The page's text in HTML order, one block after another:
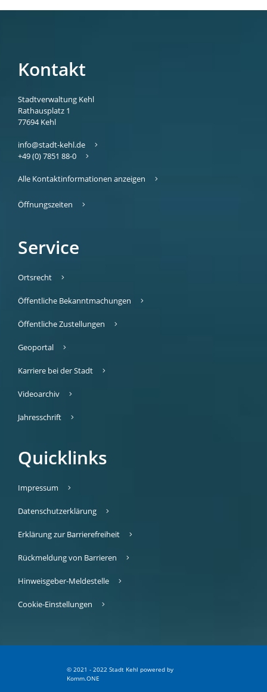
Kontakt
Stadtverwaltung Kehl
Rathausplatz 1
77694 Kehl
info@stadt-kehl.de
+49 (0) 7851 88-0
Alle Kontaktinformationen anzeigen
Öffnungszeiten
Service
Ortsrecht
Öffentliche Bekanntmachungen
Öffentliche Zustellungen
Geoportal
Karriere bei der Stadt
Videoarchiv
Jahresschrift
Quicklinks
Impressum
Datenschutzerklärung
Erklärung zur Barrierefreiheit
Rückmeldung von Barrieren
Hinweisgeber-Meldestelle
Cookie-Einstellungen
© 2021 - 2022 Stadt Kehl powered by
Komm.ONE